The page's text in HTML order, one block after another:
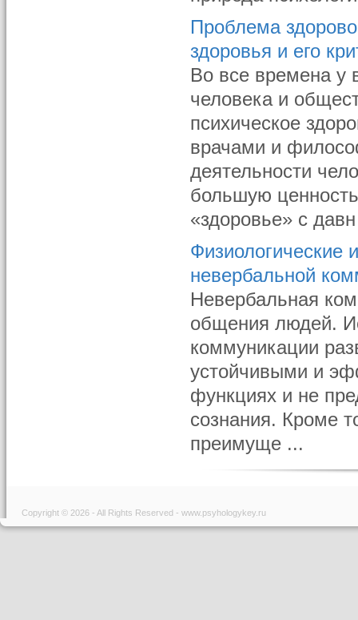
Проблема
здоровья и его
Во все времена у
человека и
психическое
врачами и
деятельности
большую
«здоровье» с
Физиологические
невербальной
Невербальная
общения людей.
коммуника­ции
устойчивыми и
функциях и не
сознания. Кроме
преимуще ...
Copyright © 2026 - All Rights Reserved - www.psyhologykey.ru